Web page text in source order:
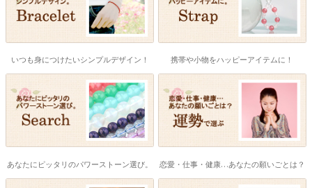
いつも身につけたいシンプルデザイン！ 携帯や小物をハッピーアイテムに！
あなたにピッタリのパワーストーン選び。 恋愛・仕事・健康…あなたの願いごとは？